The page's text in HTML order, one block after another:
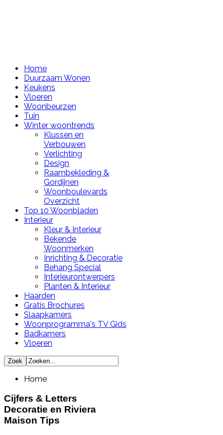
Home
Duurzaam Wonen
Keukens
Vloeren
Woonbeurzen
Tuin
Winter woontrends
Klussen en
Verbouwen
Verlichting
Design
Raambekleding &
Gordijnen
Woonboulevards
Overzicht
Top 10 Woonbladen
Interieur
Kleur & Interieur
Bekende
Woonmerken
Inrichting & Decoratie
Behang Special
Interieurontwerpers
Planten & Interieur
Haarden
Gratis Brochures
Slaapkamers
Woonprogramma's TV Gids
Badkamers
Vloeren
Home
Cijfers & Letters
Decoratie en Riviera
Maison Tips